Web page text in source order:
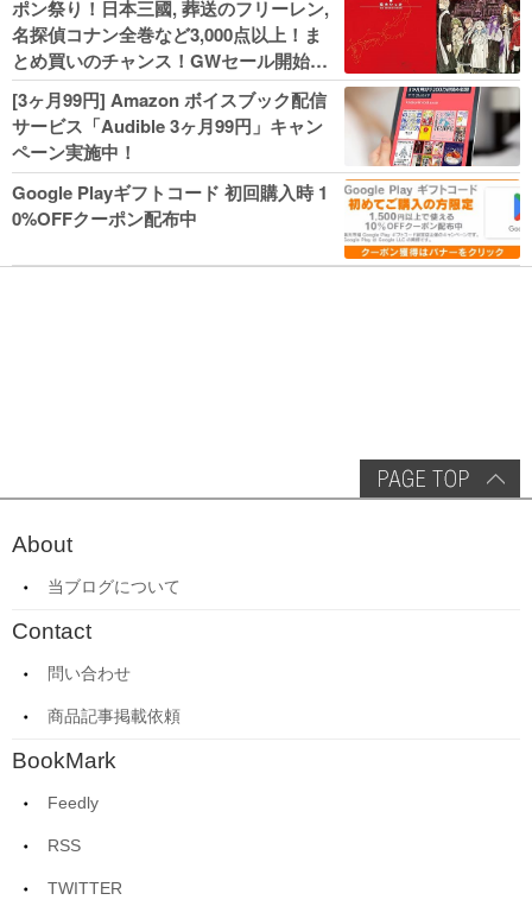
翼100円セールも！
ポン祭り！日本三國, 葬送のフリーレン,
名探偵コナン全巻など3,000点以上！ま
とめ買いのチャンス！GWセール開始！
人気コミック多数 カドカワ祭やIT関連本
がセールに！
[3ヶ月99円] Amazon ボイスブック配信
サービス「Audible 3ヶ月99円」キャン
ペーン実施中！
Google Playギフトコード 初回購入時 1
0%OFFクーポン配布中
About
当ブログについて
Contact
問い合わせ
商品記事掲載依頼
BookMark
Feedly
RSS
TWITTER